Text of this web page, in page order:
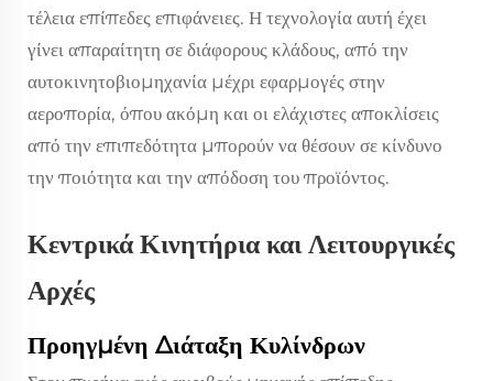
τέλεια επίπεδες επιφάνειες. Η τεχνολογία αυτή έχει
γίνει απαραίτητη σε διάφορους κλάδους, από την
αυτοκινητοβιομηχανία μέχρι εφαρμογές στην
αεροπορία, όπου ακόμη και οι ελάχιστες αποκλίσεις
από την επιπεδότητα μπορούν να θέσουν σε κίνδυνο
την ποιότητα και την απόδοση του προϊόντος.
Κεντρικά Κινητήρια και Λειτουργικές
Αρχές
Προηγμένη Διάταξη Κυλίνδρων